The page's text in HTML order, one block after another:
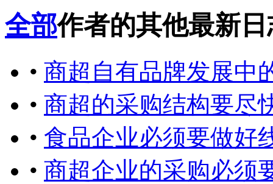
全部作者的其他最新日
• 商超自有品牌发展中
• 商超的采购结构要尽
• 食品企业必须要做好
• 商超企业的采购必须